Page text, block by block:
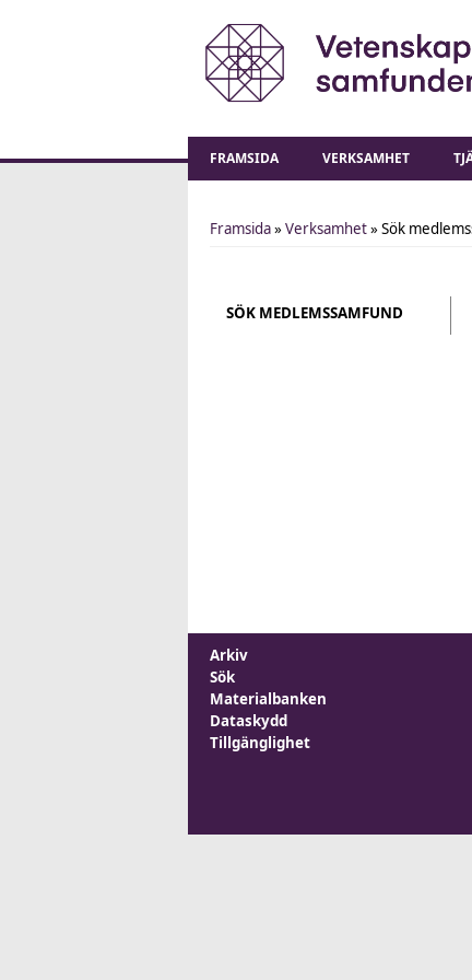
FRAMSIDA VERKSAMHET
Framsida»Verksamhet» Sök
SÖK MEDLEMSSAMFUND
Arkiv
Sök
Materialbanken
Dataskydd
Tillgänglighet